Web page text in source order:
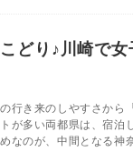
どり♪川崎で
行き来のしやすさから
が多い両都県は、宿泊
なのが、中間となる神